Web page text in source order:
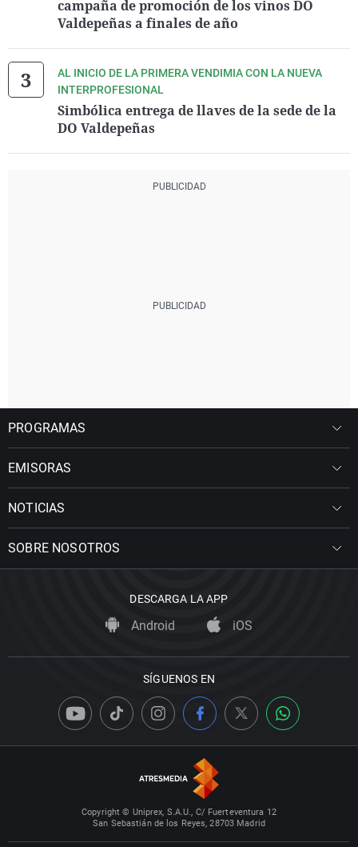
campaña de promoción de los vinos DO
Valdepeñas a finales de año
AL INICIO DE LA PRIMERA VENDIMIA CON LA NUEVA
INTERPROFESIONAL
Simbólica entrega de llaves de la sede de la
DO Valdepeñas
PROGRAMAS
EMISORAS
NOTICIAS
SOBRE NOSOTROS
DESCARGA LA APP
Android iOS
SÍGUENOS EN
Copyright © Uniprex, S.A.U., C/ Fuerteventura 12
San Sebastián de los Reyes, 28703 Madrid